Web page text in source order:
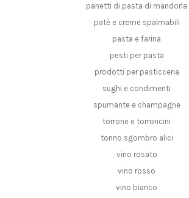
panetti di pasta di mandorla
patè e creme spalmabili
pasta e farina
pesti per pasta
prodotti per pasticceria
sughi e condimenti
spumante e champagne
torrone e torroncini
tonno sgombro alici
vino rosato
vino rosso
vino bianco